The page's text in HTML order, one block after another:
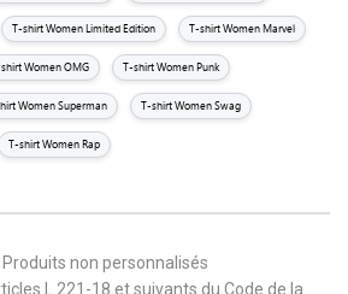
T-shirt Women Limited Edition T-shirt Women Marvel
Women OMG T-shirt Women Punk
Women Superman T-shirt Women Swag
T-shirt Women Rap
non personnalisés
L.221-18 et suivants du Code de la